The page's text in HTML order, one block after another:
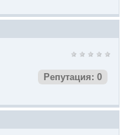
Репутация: 0